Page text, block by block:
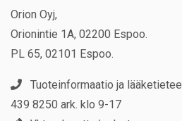
Orion Oyj,
Orionintie 1A, 02200 Espoo.
PL 65, 02101 Espoo.
Tuoteinformaatio ja
439 8250 ark. klo 9-17